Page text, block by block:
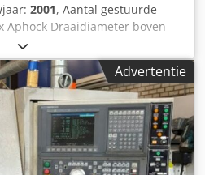
2001, Aantal gestuurde
Aphock Draaidiameter boven
boven support (mm): 250
inch): Max. 1450 / 57,08, Min.
× lengte (mm/inch): Ø300 ×
JIS A2-11
(mm): 80 Spiltoerental
Aantal spiltoerental
de specificaties. Alle onderdelen
inbegrepen.
Advertentie